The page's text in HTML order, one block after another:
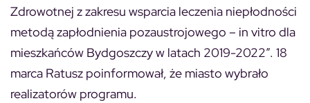
Zdrowotnej z zakresu wsparcia leczenia niepłodności
metodą zapłodnienia pozaustrojowego – in vitro dla
mieszkańców Bydgoszczy w latach 2019-2022”. 18
marca Ratusz poinformował, że miasto wybrało
realizatorów programu.